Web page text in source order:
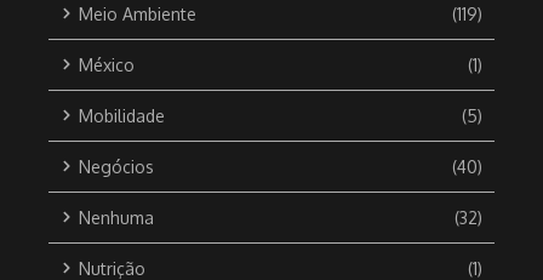
Meio Ambiente (119)
México (1)
Mobilidade (5)
Negócios (40)
Nenhuma (32)
Nutrição (1)